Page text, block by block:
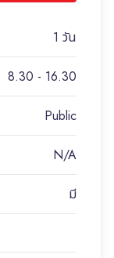
1 วัน
8.30 - 16.30
Public
N/A
มี